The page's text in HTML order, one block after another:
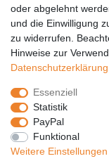
GLS
PaketPLUS
SPONSORING
Malchower SV 90
Malchower Wölfe
ZERTIFIKATE
oder abgelehnt
und die Einwilligung
zu widerrufen.
Hinweise zur
Daten­schutz­erklärung
Essenziell
Statistik
PayPal
Funktional
Weitere Einstellungen